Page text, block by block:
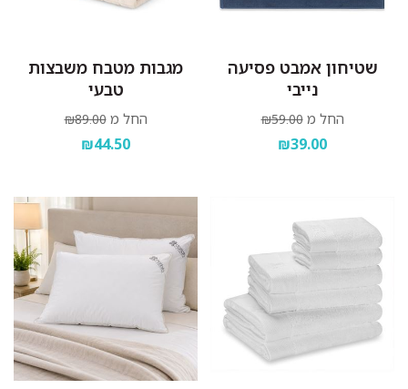
שטיחון אמבט פסיעה
נייבי
החל מ ₪59.00
₪39.00
מגבות מטבח משבצות
טבעי
החל מ ₪89.00
₪44.50